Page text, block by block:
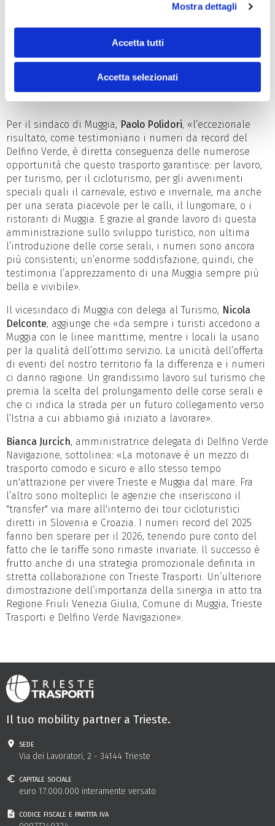
Mostra dettagli
Accetta tutti
Accetta selezionati
sempre accolto con estrema disponibilità le richieste di
incontro alle esigenze dell’utenza, assicurando sempre
un’offerta di qualità. Un esempio è dato senz’altro dalle
corse notturne, introdotte nel 2025 fra giugno e
settembre, poi ancora prorogate per coprire il periodo
fino al weekend della Barcolana».
Per il sindaco di Muggia, Paolo Polidori, «l’eccezionale
risultato, come testimoniano i numeri da record del
Delfino Verde, è diretta conseguenza delle numerose
opportunità che questo trasporto garantisce: per lavoro,
per turismo, per il cicloturismo, per gli avvenimenti
speciali quali il carnevale, estivo e invernale, ma anche
per una serata piacevole per le calli, il lungomare, o i
ristoranti di Muggia. E grazie al grande lavoro di questa
amministrazione sullo sviluppo turistico, non ultima
l’introduzione delle corse serali, i numeri sono ancora
più consistenti; un’enorme soddisfazione, quindi, che
testimonia l’apprezzamento di una Muggia sempre più
bella e vivibile».
Il vicesindaco di Muggia con delega al Turismo, Nicola
Delconte, aggiunge che «da sempre i turisti accedono a
Muggia con le linee marittime, mentre i locali la usano
per la qualità dell’ottimo servizio. La unicità dell’offerta
di eventi del nostro territorio fa la differenza e i numeri
ci danno ragione. Un grandissimo lavoro sul turismo che
premia la scelta del prolungamento delle corse serali e
che ci indica la strada per un futuro collegamento verso
l’Istria a cui abbiamo già iniziato a lavorare».
Bianca Jurcich, amministratrice delegata di Delfino Verde
Navigazione, sottolinea: «La motonave è un mezzo di
trasporto comodo e sicuro e allo stesso tempo
un'attrazione per vivere Trieste e Muggia dal mare. Fra
l’altro sono molteplici le agenzie che inseriscono il
"transfer" via mare all'interno dei tour cicloturistici
diretti in Slovenia e Croazia. I numeri record del 2025
fanno ben sperare per il 2026, tenendo pure conto del
fatto che le tariffe sono rimaste invariate. Il successo è
frutto anche di una strategia promozionale definita in
stretta collaborazione con Trieste Trasporti. Un’ulteriore
dimostrazione dell’importanza della sinergia in atto tra
Regione Friuli Venezia Giulia, Comune di Muggia, Trieste
Trasporti e Delfino Verde Navigazione».
Il tuo mobility partner a Trieste.
sede
Via dei Lavoratori, 2 - 34144 Trieste
capitale sociale
euro 17.000.000 interamente versato
codice fiscale e partita iva